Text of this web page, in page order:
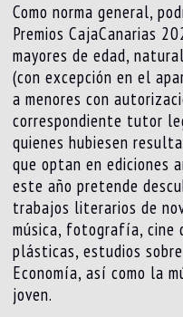
Como norma general,
Premios CajaCanarias
mayores de edad,
(con excepción en el
a menores con
correspondiente tutor
quienes hubiesen
que optan en ediciones
este año pretende
trabajos literarios de
música, fotografía, cine
plásticas, estudios
Economía, así como la
joven.